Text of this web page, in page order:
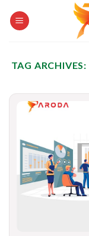
TAG ARCHIVES: